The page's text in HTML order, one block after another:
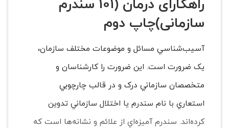
راهکارای درمان (101 سندرم
سازمانی)چاپ دوم
آسيب‌شناسي مسائل و موضوعات مختلف سازمان،
يک ضرورت است. اين ضرورت را کارشناسان و
متخصصان سازماني درک و در قالب چارچوبي
استعاري با نام سندرم يا اختلال سازماني تدوين
کرده‌اند. سندرم آميزه‌اي از علائم و نشانه‌ها است که